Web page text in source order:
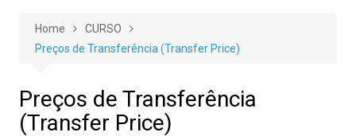
Home
CURSO
Preços de Transferência (Transfer Price)
Preços de Transferência
(Transfer Price)